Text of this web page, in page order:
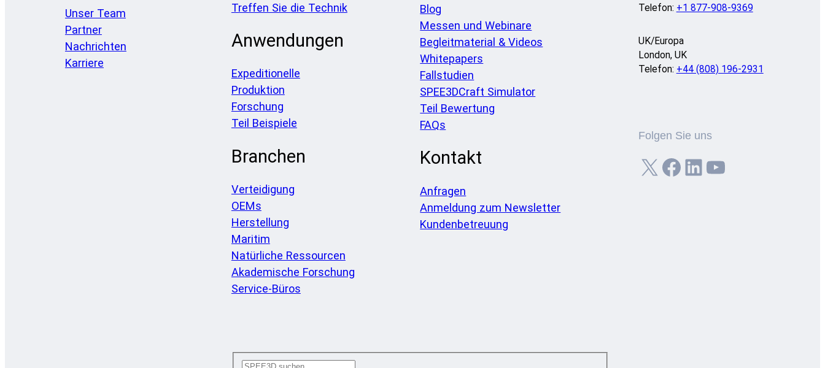
Unser Team
Partner
Nachrichten
Karriere
Treffen Sie die Technik
Anwendungen
Expeditionelle
Produktion
Forschung
Teil Beispiele
Branchen
Verteidigung
OEMs
Herstellung
Maritim
Natürliche Ressourcen
Akademische Forschung
Service-Büros
Blog
Messen und Webinare
Begleitmaterial & Videos
Whitepapers
Fallstudien
SPEE3DCraft Simulator
Teil Bewertung
FAQs
Kontakt
Anfragen
Anmeldung zum Newsletter
Kundenbetreuung
Telefon: +1 877-908-9369
UK/Europa
London, UK
Telefon: +44 (808) 196-2931
Folgen Sie uns
X Facebook LinkedIn YouTube